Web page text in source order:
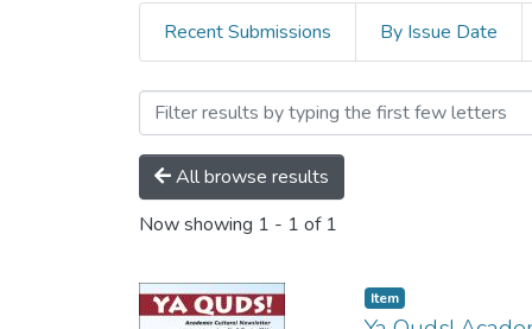
Recent Submissions By Issue Date
Browsing Ya Quds! by
All browse results
Now showing 1 - 1 of 1
Item